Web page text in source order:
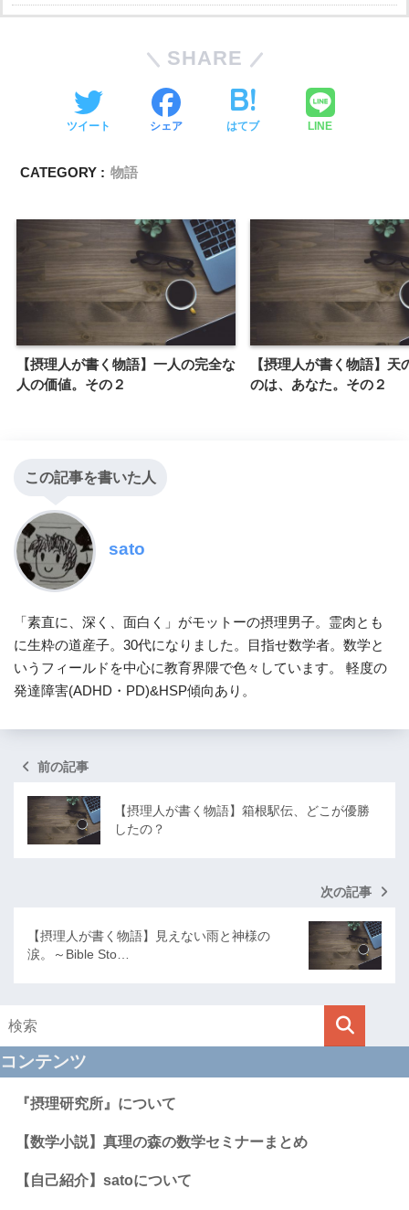
SHARE
ツイート シェア はてブ LINE
CATEGORY : 物語
【摂理人が書く物語】一人の完全な
人の価値。その２
【摂理人が書く物語】天
のは、あなた。その２
この記事を書いた人
sato
「素直に、深く、面白く」がモットーの摂理男子。霊肉とも
に生粋の道産子。30代になりました。目指せ数学者。数学と
いうフィールドを中心に教育界隈で色々しています。 軽度の
発達障害(ADHD・PD)&HSP傾向あり。
前の記事
【摂理人が書く物語】箱根駅伝、どこが優勝
したの？
次の記事
【摂理人が書く物語】見えない雨と神様の
涙。～Bible Sto…
コンテンツ
『摂理研究所』について
【数学小説】真理の森の数学セミナーまとめ
【自己紹介】satoについて